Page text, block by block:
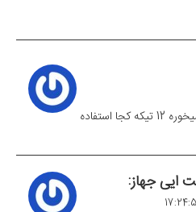
این همه لگن استیل به چه دردی میخوره 12 تیکه کجا استفاده
ایی جهاز: